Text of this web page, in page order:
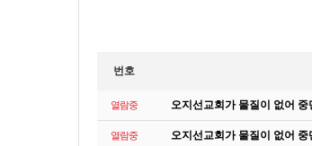
번호
열람중 오지선교회가 물질이 없어
열람중 오지선교회가 물질이 없어